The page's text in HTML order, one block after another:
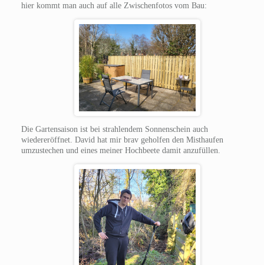
hier kommt man auch auf alle Zwischenfotos vom Bau:
Die Gartensaison ist bei strahlendem Sonnenschein auch
wiedereröffnet. David hat mir brav geholfen den Misthaufen
umzustechen und eines meiner Hochbeete damit anzufüllen.